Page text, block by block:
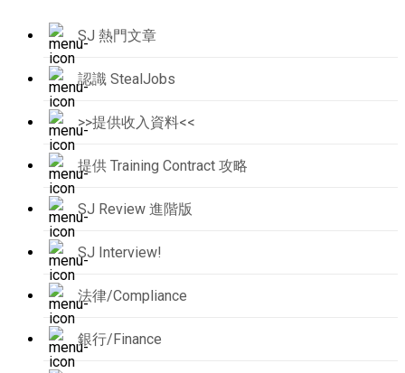
SJ 熱門文章
認識 StealJobs
>>提供收入資料<<
提供 Training Contract 攻略
SJ Review 進階版
SJ Interview!
法律/Compliance
銀行/Finance